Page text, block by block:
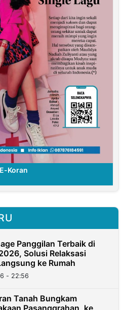
E-Koran
Panggilan Terbaik di
Solusi Relaksasi
ke Rumah
- 22:56
Tanah Bungkam
Pasanggrahan, ke